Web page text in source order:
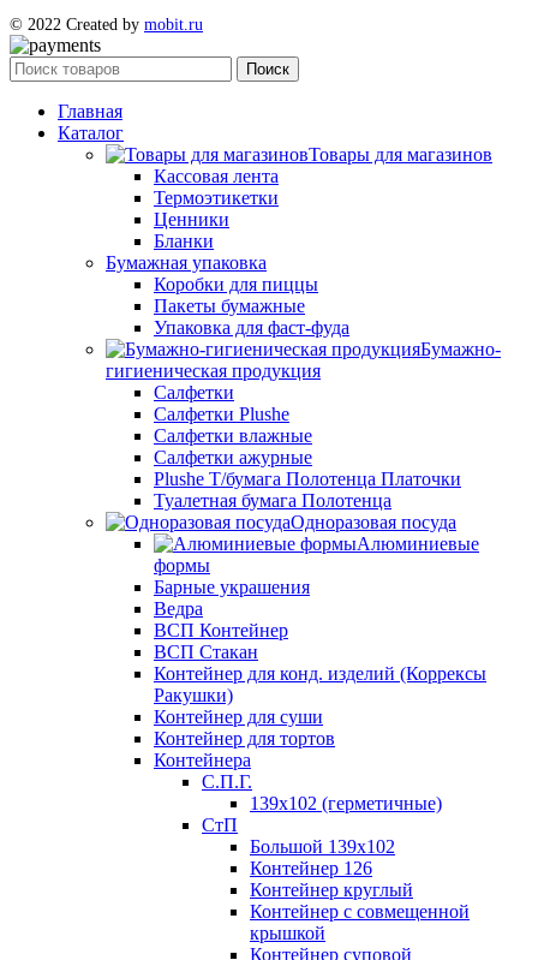
© 2022 Created by mobit.ru
Поиск
Главная
Каталог
Товары для магазинов
Кассовая лента
Термоэтикетки
Ценники
Бланки
Бумажная упаковка
Коробки для пиццы
Пакеты бумажные
Упаковка для фаст-фуда
Бумажно-
гигиеническая продукция
Салфетки
Салфетки Plushe
Салфетки влажные
Салфетки ажурные
Plushe Т/бумага Полотенца Платочки
Туалетная бумага Полотенца
Одноразовая посуда
Алюминиевые
формы
Барные украшения
Ведра
ВСП Контейнер
ВСП Стакан
Контейнер для конд. изделий (Коррексы
Ракушки)
Контейнер для суши
Контейнер для тортов
Контейнера
С.П.Г.
139х102 (герметичные)
СтП
Большой 139х102
Контейнер 126
Контейнер круглый
Контейнер с совмещенной
крышкой
Контейнер суповой